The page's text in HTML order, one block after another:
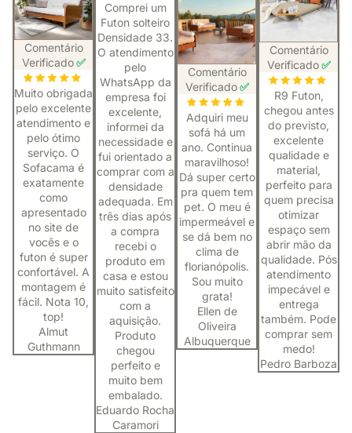
Comentário
Verificado✅
Muito obrigada
pelo excelente
atendimento e
pelo ótimo
serviço. O
Sofacama é
exatamente
como
apresentado
no site de
vocês e o
futon é super
confortável. A
montagem é
fácil. Nota 10,
top!
Almut
Guthmann
Comprei um
Futon solteiro
Densidade 33.
O atendimento
pelo
WhatsApp da
empresa foi
excelente,
informei da
necessidade e
fui orientado a
comprar com a
densidade
adequada. Em
três dias após
a compra
recebi o
produto em
casa e estou
muito satisfeito
com a
aquisição.
Produto
chegou
perfeito e
muito bem
embalado.
Eduardo Rocha
Caramori
Comentário
Verificado✅
Adquiri meu
sofá há um
ano. Continua
maravilhoso!
Dá super certo
pra quem tem
pet. O meu é
impermeável e
se dá bem no
clima de
florianópolis.
Sou muito
grata!
Ellen de
Oliveira
Albuquerque
Comentário
Verificado✅
R9 Futon,
chegou antes
do previsto,
excelente
qualidade e
material,
perfeito para
quem precisa
otimizar
espaço sem
abrir mão da
qualidade. Pós
atendimento
impecável e
entrega
também. Pode
comprar sem
medo!
Pedro Barboza